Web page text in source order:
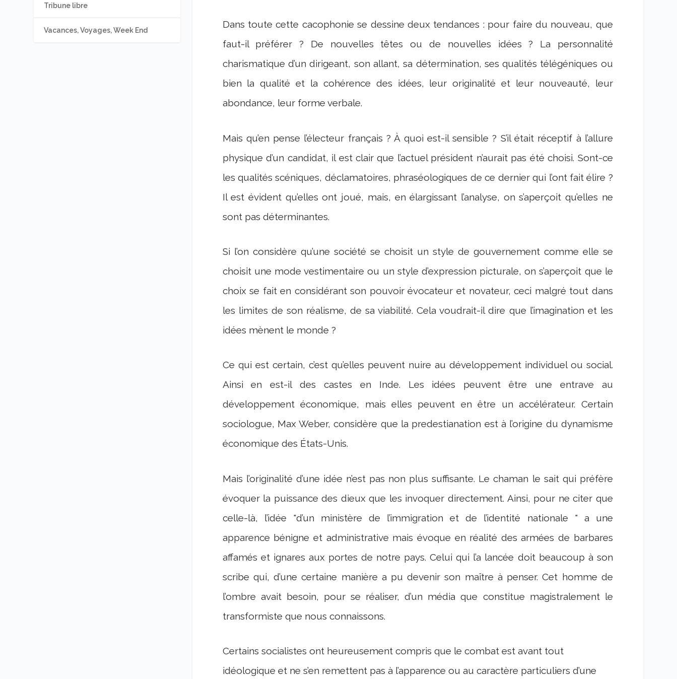
Dans toute cette cacophonie se dessine deux tendances : pour faire du nouveau, que
faut-il préférer ? De nouvelles têtes ou de nouvelles idées ? La personnalité
charismatique d’un dirigeant, son allant, sa détermination, ses qualités télégéniques ou
bien la qualité et la cohérence des idées, leur originalité et leur nouveauté, leur
abondance, leur forme verbale.
Mais qu’en pense l’électeur français ? À quoi est-il sensible ? S’il était réceptif à l’allure
physique d’un candidat, il est clair que l’actuel président n’aurait pas été choisi. Sont-ce
les qualités scéniques, déclamatoires, phraséologiques de ce dernier qui l’ont fait élire ?
Il est évident qu’elles ont joué, mais, en élargissant l’analyse, on s’aperçoit qu’elles ne
sont pas déterminantes.
Si l’on considère qu’une société se choisit un style de gouvernement comme elle se
choisit une mode vestimentaire ou un style d’expression picturale, on s’aperçoit que le
choix se fait en considérant son pouvoir évocateur et novateur, ceci malgré tout dans
les limites de son réalisme, de sa viabilité. Cela voudrait-il dire que l’imagination et les
idées mènent le monde ?
Ce qui est certain, c’est qu’elles peuvent nuire au développement individuel ou social.
Ainsi en est-il des castes en Inde. Les idées peuvent être une entrave au
développement économique, mais elles peuvent en être un accélérateur. Certain
sociologue, Max Weber, considère que la predestianation est à l’origine du dynamisme
économique des États-Unis.
Mais l’originalité d’une idée n’est pas non plus suffisante. Le chaman le sait qui préfère
évoquer la puissance des dieux que les invoquer directement. Ainsi, pour ne citer que
celle-là, l’idée "d’un ministère de l’immigration et de l’identité nationale " a une
apparence bénigne et administrative mais évoque en réalité des armées de barbares
affamés et ignares aux portes de notre pays. Celui qui l’a lancée doit beaucoup à son
scribe qui, d’une certaine manière a pu devenir son maître à penser. Cet homme de
l’ombre avait besoin, pour se réaliser, d’un média que constitue magistralement le
transformiste que nous connaissons.
Certains socialistes ont heureusement compris que le combat est avant tout
idéologique et ne s’en remettent pas à l’apparence ou au caractère particuliers d’une
Tribune libre
Vacances, Voyages, Week End